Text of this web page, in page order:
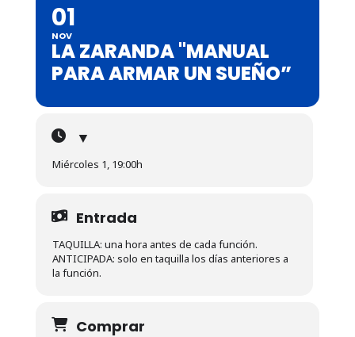
01
NOV
LA ZARANDA "MANUAL
PARA ARMAR UN SUEÑO”
▼
Miércoles 1, 19:00h
Entrada
TAQUILLA: una hora antes de cada función.
ANTICIPADA: solo en taquilla los días anteriores a
la función.
Comprar